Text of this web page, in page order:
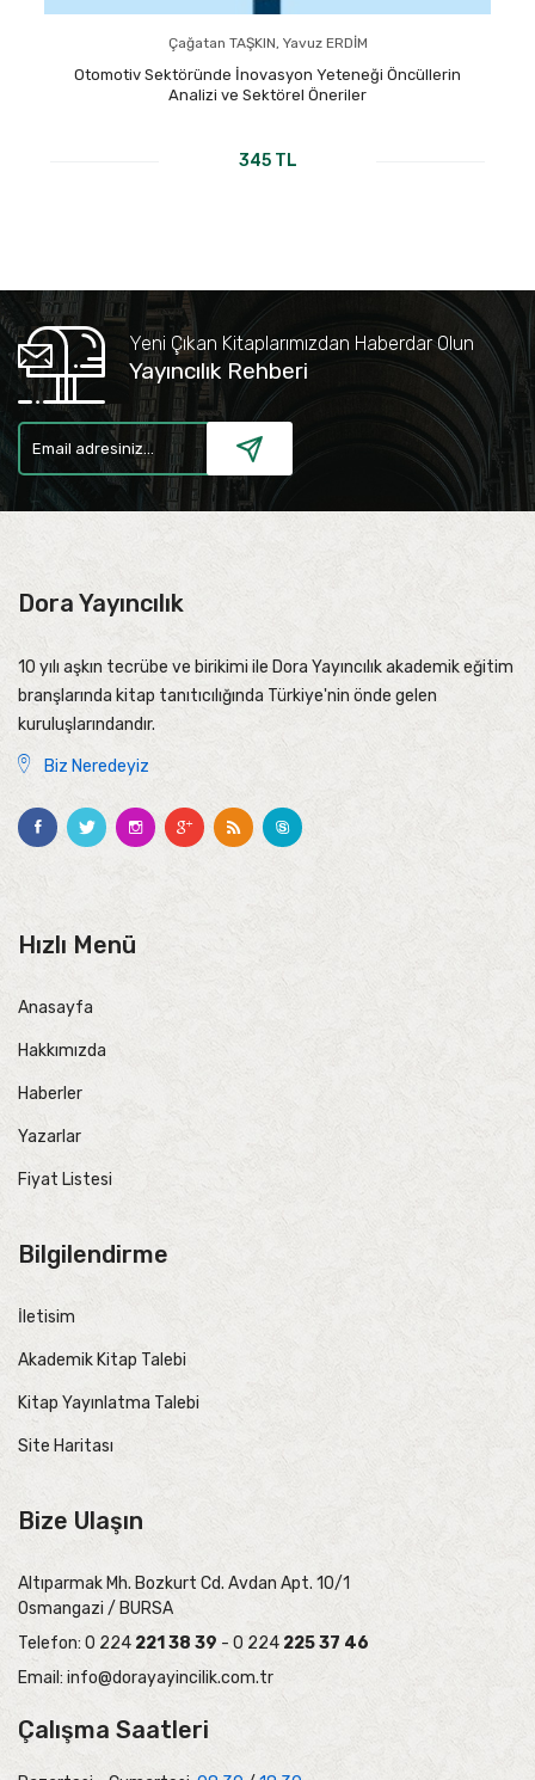
Çağatan TAŞKIN, Yavuz ERDİM
Otomotiv Sektöründe İnovasyon Yeteneği Öncüllerin
Analizi ve Sektörel Öneriler
345 TL
Yeni Çıkan Kitaplarımızdan Haberdar Olun
Yayıncılık Rehberi
Dora Yayıncılık
10 yılı aşkın tecrübe ve birikimi ile Dora Yayıncılık akademik eğitim
branşlarında kitap tanıtıcılığında Türkiye'nin önde gelen
kuruluşlarındandır.
Biz Neredeyiz
Hızlı Menü
Anasayfa
Hakkımızda
Haberler
Yazarlar
Fiyat Listesi
Bilgilendirme
İletisim
Akademik Kitap Talebi
Kitap Yayınlatma Talebi
Site Haritası
Bize Ulaşın
Altıparmak Mh. Bozkurt Cd. Avdan Apt. 10/1
Osmangazi / BURSA
Telefon: 0 224 221 38 39 - 0 224 225 37 46
Email: info@dorayayincilik.com.tr
Çalışma Saatleri